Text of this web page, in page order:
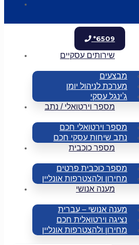
*6509
שירותים עסקיים
מבצעים
מערכת לניהול יומן
ג’ינגל עסקי
מספר וירטואלי / נתב
מספר וירטואלי חכם
נתב שיחות עסקי חכם
מספר כוכבית
מספר כוכבית פרטים
מחירון ולהצטרפות אונליין
מענה אנושי
מענה אנושי – עברית
נציגה וירטואלית חכם
מחירון ולהצטרפות אונליין